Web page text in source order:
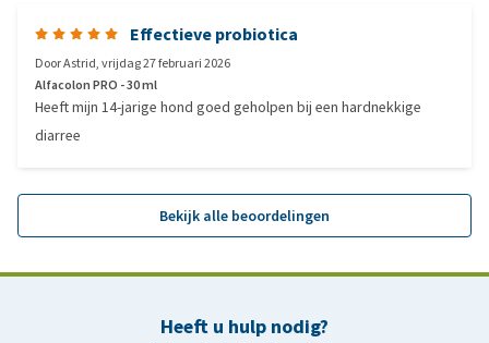
Effectieve probiotica
DoorAstrid,vrijdag 27 februari 2026
Alfacolon PRO - 30 ml
Heeft mijn 14-jarige hond goed geholpen bij een hardnekkige
diarree
Bekijk alle beoordelingen
Heeft u hulp nodig?